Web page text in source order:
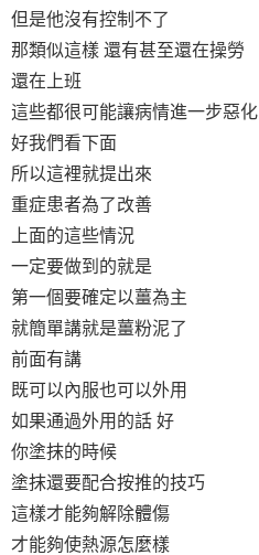
但是他沒有控制不了
那類似這樣 還有甚至還在操勞
還在上班
這些都很可能讓病情進一步惡化
好我們看下面
所以這裡就提出來
重症患者為了改善
上面的這些情況
一定要做到的就是
第一個要確定以薑為主
就簡單講就是薑粉泥了
前面有講
既可以內服也可以外用
如果通過外用的話 好
你塗抹的時候
塗抹還要配合按推的技巧
這樣才能夠解除體傷
才能夠使熱源怎麼樣